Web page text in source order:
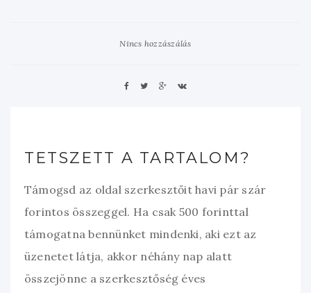
Nincs hozzászálás
TETSZETT A TARTALOM?
Támogsd az oldal szerkesztőit havi pár szár
forintos összeggel. Ha csak 500 forinttal
támogatna bennünket mindenki, aki ezt az
üzenetet látja, akkor néhány nap alatt
összejönne a szerkesztőség éves